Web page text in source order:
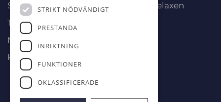
Spela
Golfpaket & relaxen
Träna
Mat & Dryck
Klubben
STRIKT NÖDVÄNDIGT
PRESTANDA
INRIKTNING
FUNKTIONER
OKLASSIFICERADE